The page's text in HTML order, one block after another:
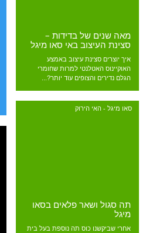
מאה שנים של בדידות –
סצינת העיצוב באי סאו מיגל
איך יוצרים סצינת עיצוב באמצע
האוקיינוס האטלנטי למרות שחומרי
הגלם נדירים והצופים עוד יותר?...
סאו מיגל - האי הירוק
תה סגול ושאר פלאים בסאו
מיגל
אחרי שביקשנו כוס תה נוספת בעל בית